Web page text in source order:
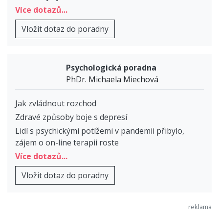
Více dotazů...
Vložit dotaz do poradny
Psychologická poradna
PhDr. Michaela Miechová
Jak zvládnout rozchod
Zdravé způsoby boje s depresí
Lidí s psychickými potížemi v pandemii přibylo,
zájem o on-line terapii roste
Více dotazů...
Vložit dotaz do poradny